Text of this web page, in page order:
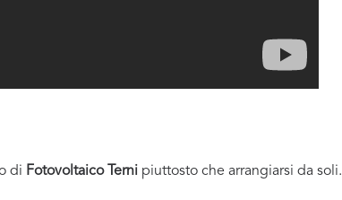
di Fotovoltaico Terni piuttosto che arrangiarsi da soli.